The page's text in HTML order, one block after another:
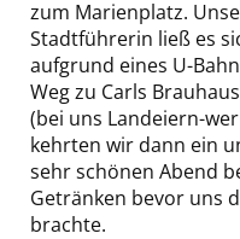
zum Marienplatz.
Stadtführerin ließ es
aufgrund eines U-
Weg zu Carls
(bei uns Landeiern-
kehrten wir dann ein
sehr schönen Abend
Getränken bevor uns
brachte.